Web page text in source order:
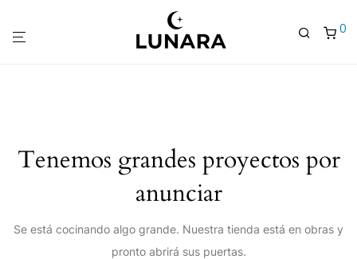
0
Tenemos grandes proyectos por
anunciar
Se está cocinando algo grande. Nuestra tienda está en obras y
pronto abrirá sus puertas.